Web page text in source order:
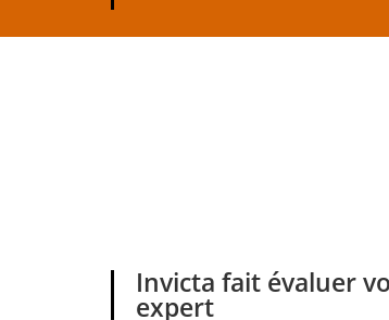
Invicta fait évaluer
expert